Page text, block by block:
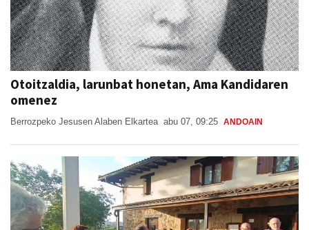
Otoitzaldia, larunbat honetan, Ama Kandidaren
omenez
Berrozpeko Jesusen Alaben Elkartea abu 07, 09:25 ANDOAIN